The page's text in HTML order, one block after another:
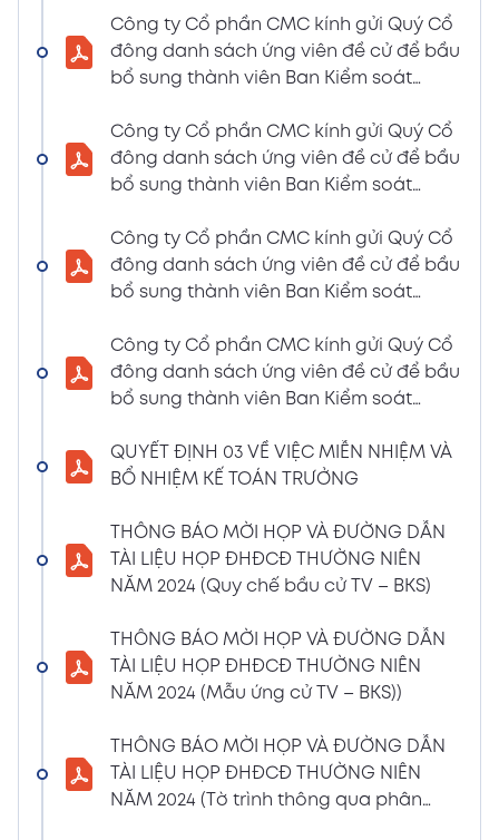
LIỆU HỌP ĐHĐCĐ THƯỜNG NIÊN NĂM 2024
(Tờ trình miễn nhiệm và bầu bổ sung TV –
6:07 PM
THÔNG BÁO MỜI HỌP VÀ ĐƯỜNG DẪN TÀI
LIỆU HỌP ĐHĐCĐ THƯỜNG NIÊN NĂM 2024
ứng cử TV – BKS)
02/04/2024
6:07 PM
LIỆU HỌP ĐHĐCĐ THƯỜNG NIÊN NĂM 2024
(The Biểu quyết)
Xem PDF
02/04/2024
THÔNG BÁO MỜI HỌP VÀ ĐƯỜNG DẪN TÀI
LIỆU HỌP ĐHĐCĐ THƯỜNG NIÊN NĂM 2024
(Phiếu Biểu quyết)
02/04/2024
6:07 PM
LIỆU HỌP ĐHĐCĐ THƯỜNG NIÊN NĂM 2024
(Phiếu Bầu bổ sung thành viên BKS)
Xem PDF
02/04/2024
THÔNG BÁO MỜI HỌP VÀ ĐƯỜNG DẪN TÀI
LIỆU HỌP ĐHĐCĐ THƯỜNG NIÊN NĂM 2024
(Dự thảo biên bản họp ĐHĐCĐ)
Xem PDF
Công ty Cổ phần CMC kính gửi Quý Cổ
đông danh sách ứng viên đề cử để bầu
bổ sung thành viên Ban Kiểm soát
Huyền)
Công ty Cổ phần CMC kính gửi Quý Cổ
đông danh sách ứng viên đề cử để bầu
bổ sung thành viên Ban Kiểm soát
Huyền)
Công ty Cổ phần CMC kính gửi Quý Cổ
đông danh sách ứng viên đề cử để bầu
bổ sung thành viên Ban Kiểm soát
Huyền)
Công ty Cổ phần CMC kính gửi Quý Cổ
đông danh sách ứng viên đề cử để bầu
bổ sung thành viên Ban Kiểm soát
Huyền)
QUYẾT ĐỊNH 03 VỀ VIỆC MIỄN NHIỆM VÀ
BỔ NHIỆM KẾ TOÁN TRƯỞNG
THÔNG BÁO MỜI HỌP VÀ ĐƯỜNG DẪN
TÀI LIỆU HỌP ĐHĐCĐ THƯỜNG NIÊN
NĂM 2024 (Quy chế bầu cử TV – BKS)
THÔNG BÁO MỜI HỌP VÀ ĐƯỜNG DẪN
TÀI LIỆU HỌP ĐHĐCĐ THƯỜNG NIÊN
NĂM 2024 (Mẫu ứng cử TV – BKS))
THÔNG BÁO MỜI HỌP VÀ ĐƯỜNG DẪN
TÀI LIỆU HỌP ĐHĐCĐ THƯỜNG NIÊN
NĂM 2024 (Tờ trình thông qua phân